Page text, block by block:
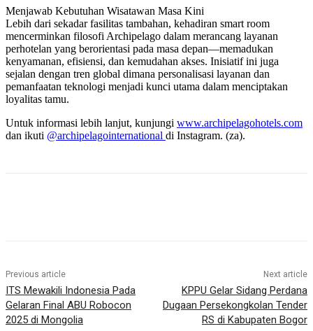
Menjawab Kebutuhan Wisatawan Masa Kini
Lebih dari sekadar fasilitas tambahan, kehadiran smart room
mencerminkan filosofi Archipelago dalam merancang layanan
perhotelan yang berorientasi pada masa depan—memadukan
kenyamanan, efisiensi, dan kemudahan akses. Inisiatif ini juga
sejalan dengan tren global dimana personalisasi layanan dan
pemanfaatan teknologi menjadi kunci utama dalam menciptakan
loyalitas tamu.
Untuk informasi lebih lanjut, kunjungi www.archipelagohotels.com
dan ikuti @archipelagointernational di Instagram. (za).
Previous article
ITS Mewakili Indonesia Pada
Gelaran Final ABU Robocon
2025 di Mongolia
Next article
KPPU Gelar Sidang Perdana
Dugaan Persekongkolan Tender
RS di Kabupaten Bogor